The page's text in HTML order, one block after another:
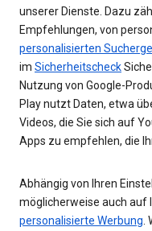
unserer Dienste. Dazu
Empfehlungen, von
personalisierten
im Sicherheitscheck
Nutzung von Google-
Play nutzt Daten, etwa
Videos, die Sie sich auf
Apps zu empfehlen, die
Abhängig von Ihren
möglicherweise auch auf
personalisierte Werbung